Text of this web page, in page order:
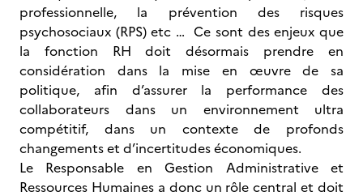
professionnelle, la prévention des risques
psychosociaux (RPS) etc … Ce sont des enjeux que
la fonction RH doit désormais prendre en
considération dans la mise en œuvre de sa
politique, afin d’assurer la performance des
collaborateurs dans un environnement ultra
compétitif, dans un contexte de profonds
changements et d’incertitudes économiques.
Le Responsable en Gestion Administrative et
Ressources Humaines a donc un rôle central et doit